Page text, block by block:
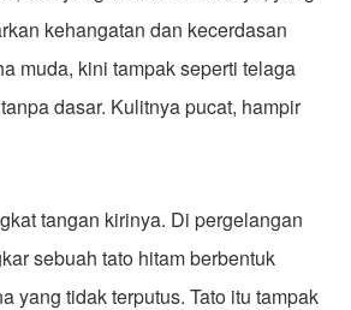
kehangatan dan kecerdasan
muda, kini tampak seperti telaga
dasar. Kulitnya pucat, hampir
tangan kirinya. Di pergelangan
sebuah tato hitam berbentuk
yang tidak terputus. Tato itu tampak